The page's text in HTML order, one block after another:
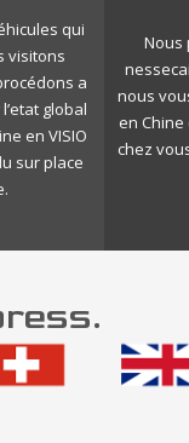
qui
visitons
a
global
en VISIO
sur place
Nous
nous
en
chez